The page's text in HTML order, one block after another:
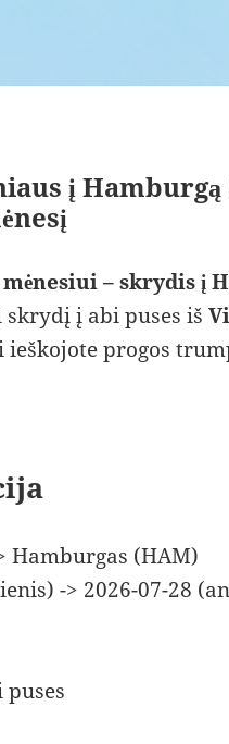
į
– skrydis į
skrydį į abi puses iš
ieškojote progos
Hamburgas (HAM)
-> 2026-07-28